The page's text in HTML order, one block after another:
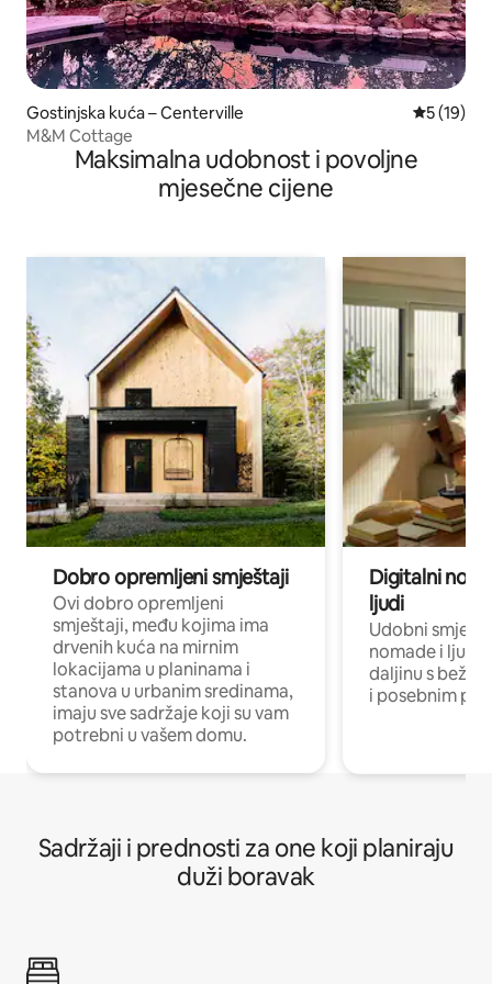
Gostinjska kuća – Centerville Prosječna
5 (19)
M&M Cottage
Maksimalna udobnost i povoljne
mjesečne cijene
Dobro opremljeni smještaji
Ovi dobro opremljeni
smještaji, među kojima ima
drvenih kuća na mirnim
lokacijama u planinama i
stanova u urbanim sredinama,
imaju sve sadržaje koji su vam
potrebni u vašem domu.
Digitalni
ljudi
Udobni
nomade i ljude
daljinu s
i posebnim
Sadržaji i prednosti za one koji planiraju
duži boravak